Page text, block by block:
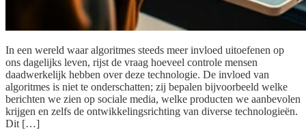
In een wereld waar algoritmes steeds meer invloed uitoefenen op
ons dagelijks leven, rijst de vraag hoeveel controle mensen
daadwerkelijk hebben over deze technologie. De invloed van
algoritmes is niet te onderschatten; zij bepalen bijvoorbeeld welke
berichten we zien op sociale media, welke producten we aanbevolen
krijgen en zelfs de ontwikkelingsrichting van diverse technologieën.
Dit […]